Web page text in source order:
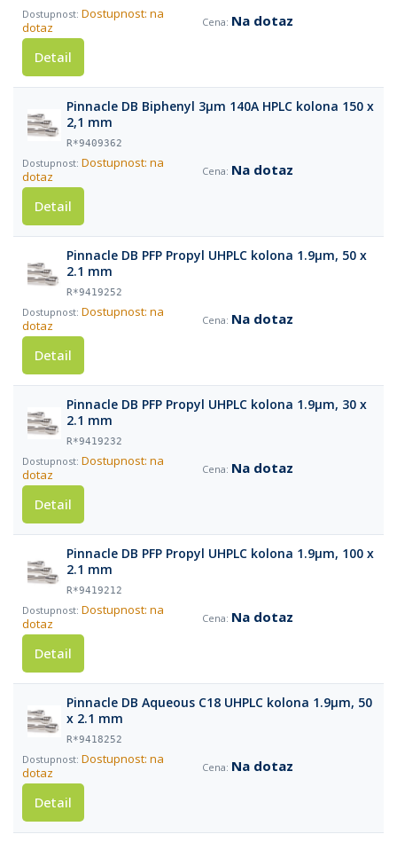
Dostupnost: na
dotaz
Na dotaz
Detail
Pinnacle DB Biphenyl 3µm 140A HPLC kolona 150 x
2,1 mm
R*9409362
Dostupnost: na
dotaz
Na dotaz
Detail
Pinnacle DB PFP Propyl UHPLC kolona 1.9µm, 50 x
2.1 mm
R*9419252
Dostupnost: na
dotaz
Na dotaz
Detail
Pinnacle DB PFP Propyl UHPLC kolona 1.9µm, 30 x
2.1 mm
R*9419232
Dostupnost: na
dotaz
Na dotaz
Detail
Pinnacle DB PFP Propyl UHPLC kolona 1.9µm, 100 x
2.1 mm
R*9419212
Dostupnost: na
dotaz
Na dotaz
Detail
Pinnacle DB Aqueous C18 UHPLC kolona 1.9µm, 50
x 2.1 mm
R*9418252
Dostupnost: na
dotaz
Na dotaz
Detail